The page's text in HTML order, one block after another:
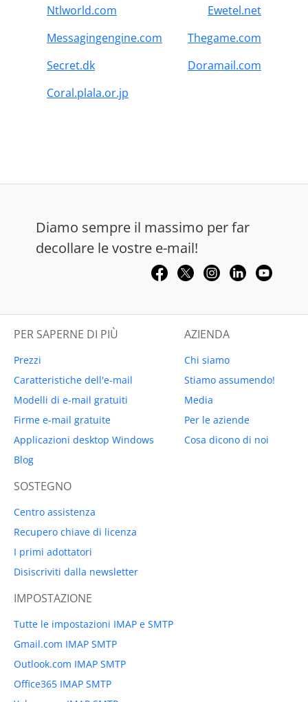
Ntlworld.com
Ewetel.net
Messagingengine.com
Thegame.com
Secret.dk
Doramail.com
Coral.plala.or.jp
Diamo sempre il massimo per far
decollare le vostre e-mail!
PER SAPERNE DI PIÙ
Prezzi
Caratteristiche dell'e-mail
Modelli di e-mail gratuiti
Firme e-mail gratuite
Applicazioni desktop Windows
Blog
AZIENDA
Chi siamo
Stiamo assumendo!
Media
Per le aziende
Cosa dicono di noi
SOSTEGNO
Centro assistenza
Recupero chiave di licenza
I primi adottatori
Disiscriviti dalla newsletter
IMPOSTAZIONE
Tutte le impostazioni IMAP e SMTP
Gmail.com IMAP SMTP
Outlook.com IMAP SMTP
Office365 IMAP SMTP